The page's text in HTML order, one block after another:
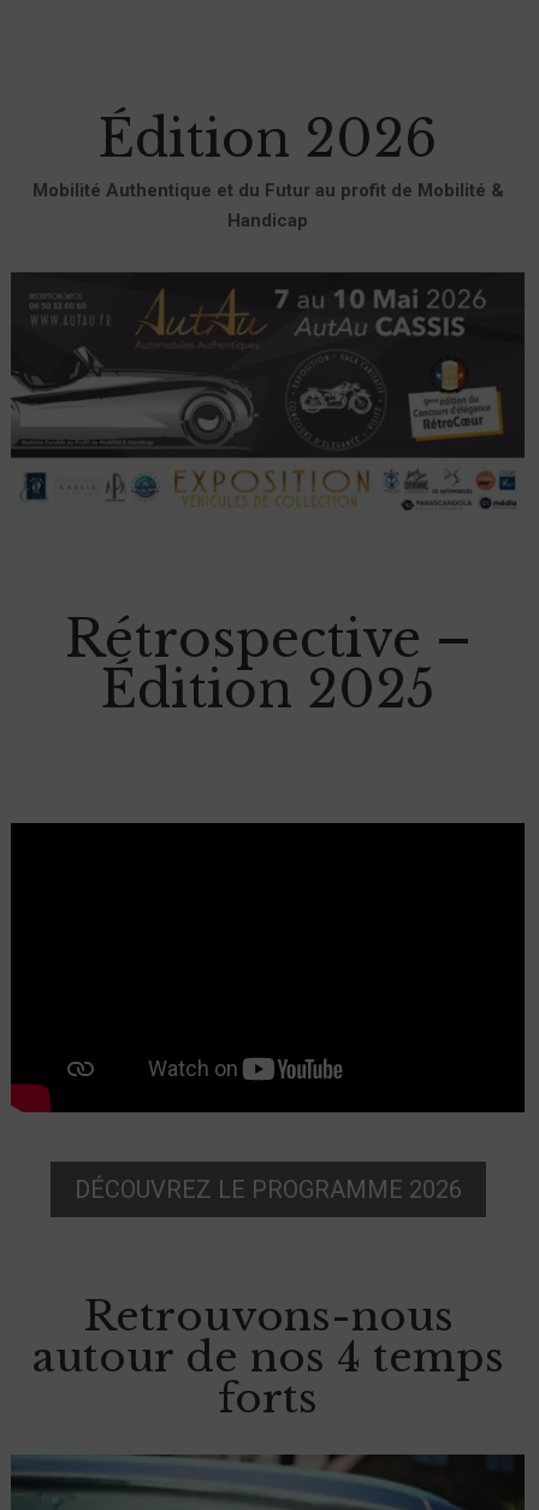
Édition 2026
Mobilité Authentique et du Futur au profit de Mobilité &
Handicap
Rétrospective –
Édition 2025
DÉCOUVREZ LE PROGRAMME 2026
Retrouvons-nous
autour de nos 4 temps
forts